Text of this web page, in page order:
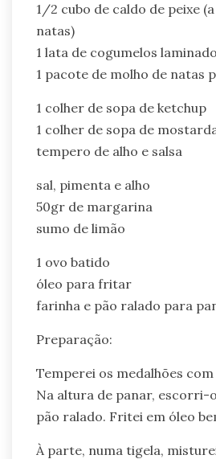
1/2 cubo de caldo de peixe
natas)
1 lata de cogumelos
1 pacote de molho de natas
1 colher de sopa de ketchup
1 colher de sopa de
tempero de alho e salsa
sal, pimenta e alho
50gr de margarina
sumo de limão
1 ovo batido
óleo para fritar
farinha e pão ralado para
Preparação:
Temperei os medalhões
Na altura de panar, escorri-
pão ralado. Fritei em óleo
À parte, numa tigela,